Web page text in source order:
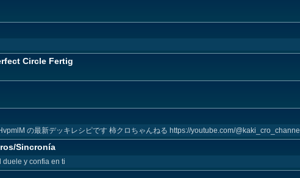
Circle Fertig
の最新デッキレシピです 柿クロちゃんねる https://youtube.com/@kaki_cro_channel
Sincronía
y confia en ti